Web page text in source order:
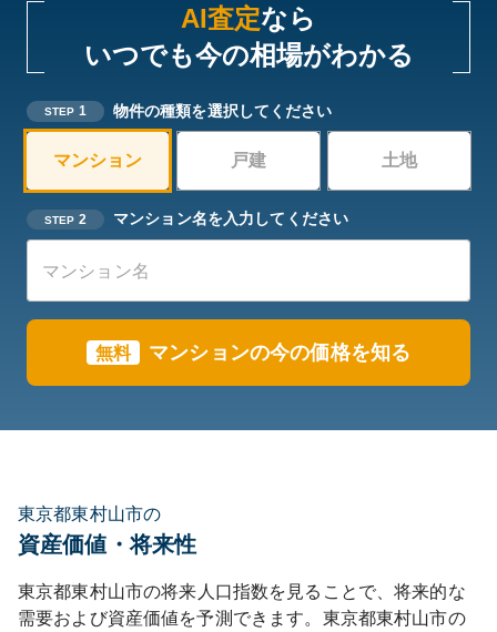
AI査定なら
いつでも今の相場がわかる
STEP 1 物件の種類を選択してください
マンション 戸建 土地
STEP 2 マンション名を入力してください
無料 マンションの今の価格を知る
東京都東村山市の
資産価値・将来性
東京都東村山市の将来人口指数を見ることで、将来的な
需要および資産価値を予測できます。 東京都東村山市の